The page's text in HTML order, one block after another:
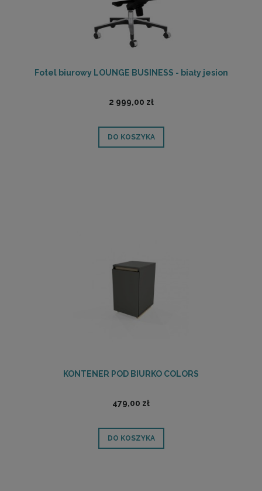
Fotel biurowy LOUNGE BUSINESS - biały jesion
2 999,00 zł
DO KOSZYKA
KONTENER POD BIURKO COLORS
479,00 zł
DO KOSZYKA